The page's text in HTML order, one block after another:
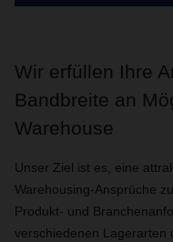
Wir erfüllen Ihre
Bandbreite an
Warehouse
Unser Ziel ist es, eine
Warehousing-Ansprüche
Produkt- und
verschiedenen Lagerarten